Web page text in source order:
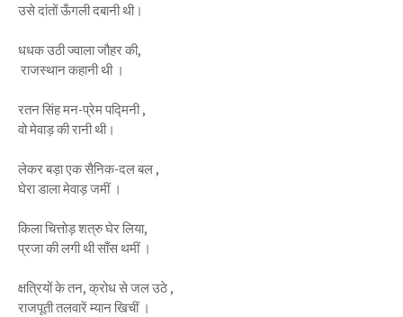
उसे दांतों ऊँगली दबानी थी।
धधक उठी ज्वाला जौहर की,
राजस्थान कहानी थी ।
रतन सिंह मन-प्रेम पद्मिनी ,
वो मेवाड़ की रानी थी।
लेकर बड़ा एक सैनिक-दल बल ,
घेरा डाला मेवाड़ जमीं ।
किला चित्तोड़ शत्रु घेर लिया,
प्रजा की लगी थी साँस थमीं ।
क्षत्रियों के तन, क्रोध से जल उठे ,
राजपूती तलवारें म्यान खिचीं ।